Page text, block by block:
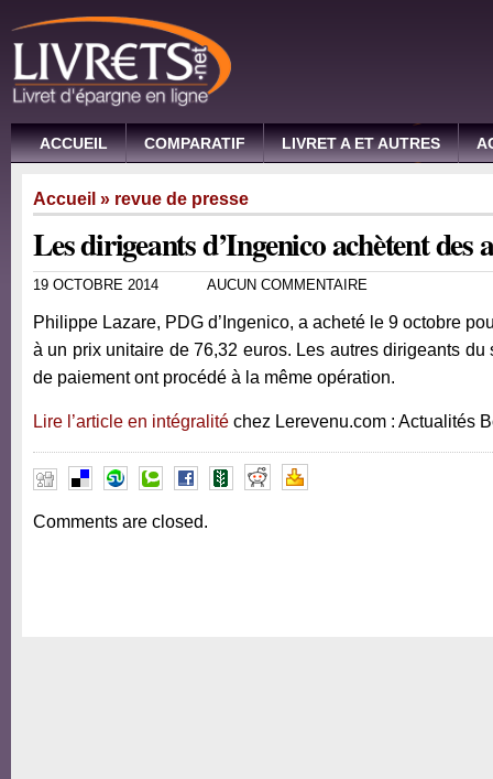
ACCUEIL COMPARATIF LIVRET A ET AUTRES
Accueil » revue de presse
Les dirigeants d’Ingenico achètent des
19 OCTOBRE 2014 AUCUN COMMENTAIRE
Philippe Lazare, PDG d’Ingenico, a acheté le 9 octobre
à un prix unitaire de 76,32 euros. Les autres dirigeants
de paiement ont procédé à la même opération.
Lire l’article en intégralité chez Lerevenu.com : Actualités
Comments are closed.